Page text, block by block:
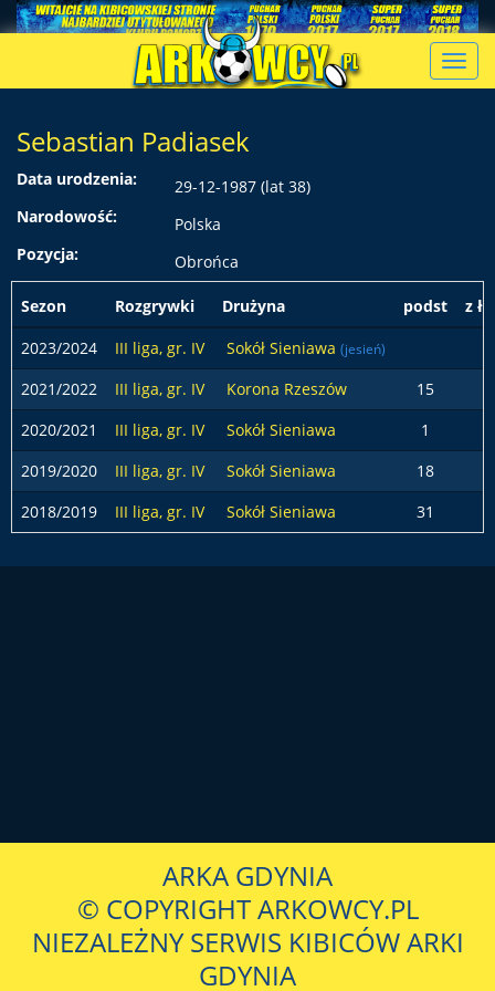
Sebastian Padiasek
Data urodzenia:
29-12-1987 (lat 38)
Narodowość:
Polska
Pozycja:
Obrońca
Sezon Rozgrywki Drużyna podst
z
2023/2024
III liga, gr. IV Sokół Sieniawa (jesień)
2021/2022 III liga, gr. IV Korona Rzeszów
15
2020/2021
III liga, gr. IV Sokół Sieniawa
1
2019/2020
III liga, gr. IV Sokół Sieniawa
18
2018/2019
III liga, gr. IV Sokół Sieniawa 31
ARKA GDYNIA
© COPYRIGHT ARKOWCY.PL
NIEZALEŻNY SERWIS KIBICÓW ARKI
GDYNIA